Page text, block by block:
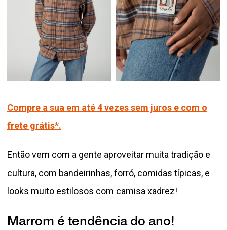
Compre a sua em até 4 vezes sem juros e com o
frete grátis*.
Então vem com a gente aproveitar muita tradição e
cultura, com bandeirinhas, forró, comidas típicas, e
looks muito estilosos com camisa xadrez!
Marrom é tendência do ano!